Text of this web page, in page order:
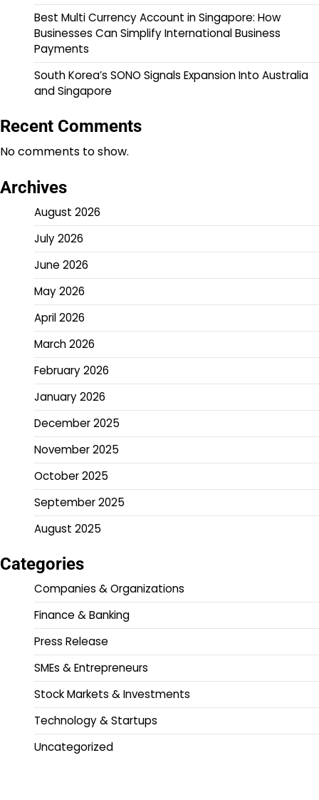
Best Multi Currency Account in Singapore: How
Businesses Can Simplify International Business
Payments
South Korea’s SONO Signals Expansion Into Australia
and Singapore
Recent Comments
No comments to show.
Archives
August 2026
July 2026
June 2026
May 2026
April 2026
March 2026
February 2026
January 2026
December 2025
November 2025
October 2025
September 2025
August 2025
Categories
Companies & Organizations
Finance & Banking
Press Release
SMEs & Entrepreneurs
Stock Markets & Investments
Technology & Startups
Uncategorized